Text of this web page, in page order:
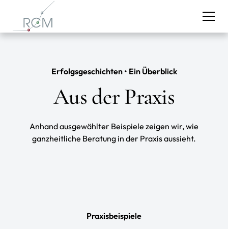
Erfolgsgeschichten• Ein Überblick
Aus der Praxis
Anhand ausgewählter Beispiele zeigen wir, wie
ganzheitliche Beratung in der Praxis aussieht.
Praxisbeispiele